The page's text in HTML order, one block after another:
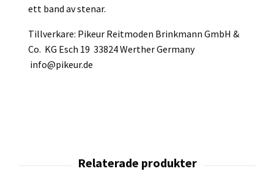
ett band av stenar.
Tillverkare: Pikeur Reitmoden Brinkmann GmbH &
Co. KG Esch 19 33824 Werther Germany
info@pikeur.de